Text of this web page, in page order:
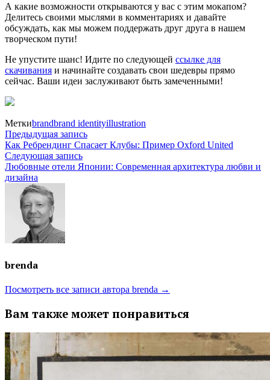
А какие возможности открываются у вас с этим мокапом?
Делитесь своими мыслями в комментариях и давайте
обсуждать, как мы можем поддержать друг друга в нашем
творческом пути!
Не упустите шанс! Идите по следующей ссылке для
скачивания и начинайте создавать свои шедевры прямо
сейчас. Ваши идеи заслуживают быть замеченными!
Меткиbrandbrand identityillustration
Навигация
по
записям
Предыдущая записьПредыдущая
запись:
Как Ребрендинг Спасает Клубы: Пример Oxford United
Следующая записьСледующая
запись:
Любовные отели Японии: Современная архитектура любви и
дизайна
brenda
Посмотреть все записи автора brenda →
Вам также может понравиться